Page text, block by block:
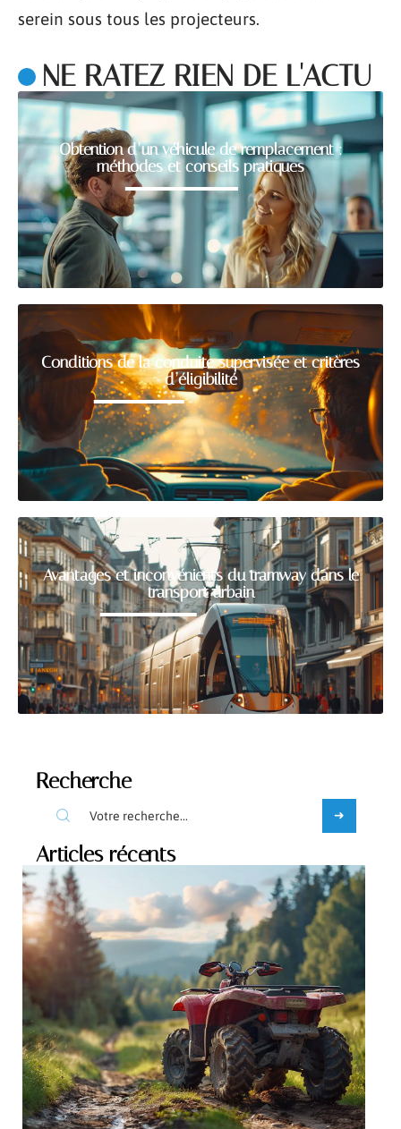
serein sous tous les projecteurs.
NE RATEZ RIEN DE L'ACTU
Obtention d’un véhicule de remplacement :
méthodes et conseils pratiques
Conditions de la conduite supervisée et critères
d’éligibilité
Avantages et inconvénients du tramway dans le
transport urbain
Recherche
Articles récents